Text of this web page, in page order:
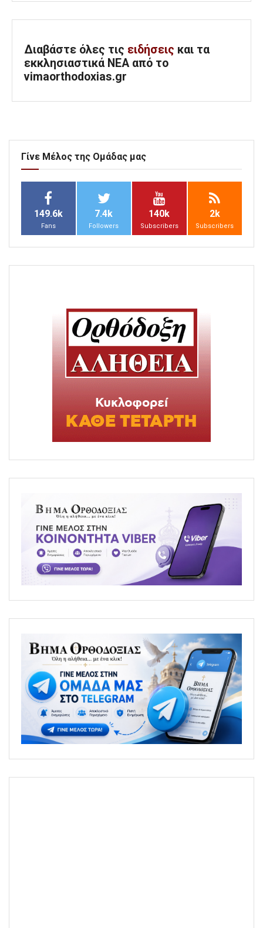
Διαβάστε όλες τις ειδήσεις και τα
εκκλησιαστικά ΝΕΑ από το
vimaorthodoxias.gr
Γίνε Μέλος της Ομάδας μας
149.6k
Fans
7.4k
Followers
140k
Subscribers
2k
Subscribers